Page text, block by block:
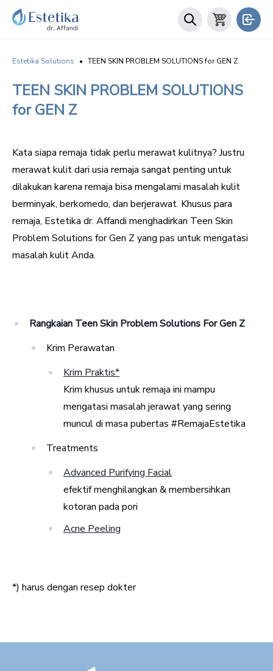
Estetika Solutions • TEEN SKIN PROBLEM SOLUTIONS for GEN Z
TEEN SKIN PROBLEM SOLUTIONS
for GEN Z
Kata siapa remaja tidak perlu merawat kulitnya? Justru
merawat kulit dari usia remaja sangat penting untuk
dilakukan karena remaja bisa mengalami masalah kulit
berminyak, berkomedo, dan berjerawat. Khusus para
remaja, Estetika dr. Affandi menghadirkan Teen Skin
Problem Solutions for Gen Z yang pas untuk mengatasi
masalah kulit Anda.
Rangkaian Teen Skin Problem Solutions For Gen Z
Krim Perawatan
Krim Praktis*
Krim khusus untuk remaja ini mampu
mengatasi masalah jerawat yang sering
muncul di masa pubertas #RemajaEstetika
Treatments
Advanced Purifying Facial
efektif menghilangkan & membersihkan
kotoran pada pori
Acne Peeling
*) harus dengan resep dokter